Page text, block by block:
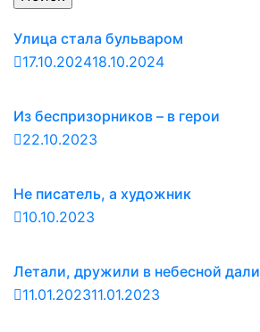
Улица стала бульваром
17.10.202418.10.2024
Из беспризорников – в герои
22.10.2023
Не писатель, а художник
10.10.2023
Летали, дружили в небесной дали
11.01.202311.01.2023